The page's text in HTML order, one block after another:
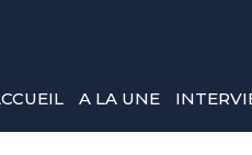
A LA UNE